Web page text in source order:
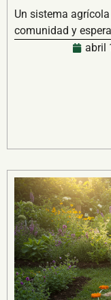
Un sistema
comunidad y
abril